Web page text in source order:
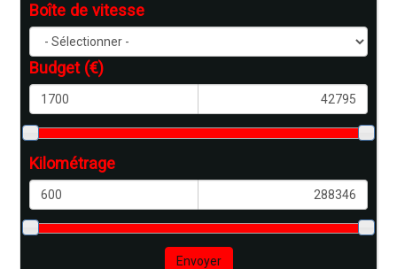
Boîte de vitesse
Budget (€)
Kilométrage
Envoyer